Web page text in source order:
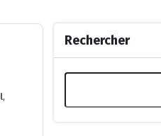
,
Rechercher